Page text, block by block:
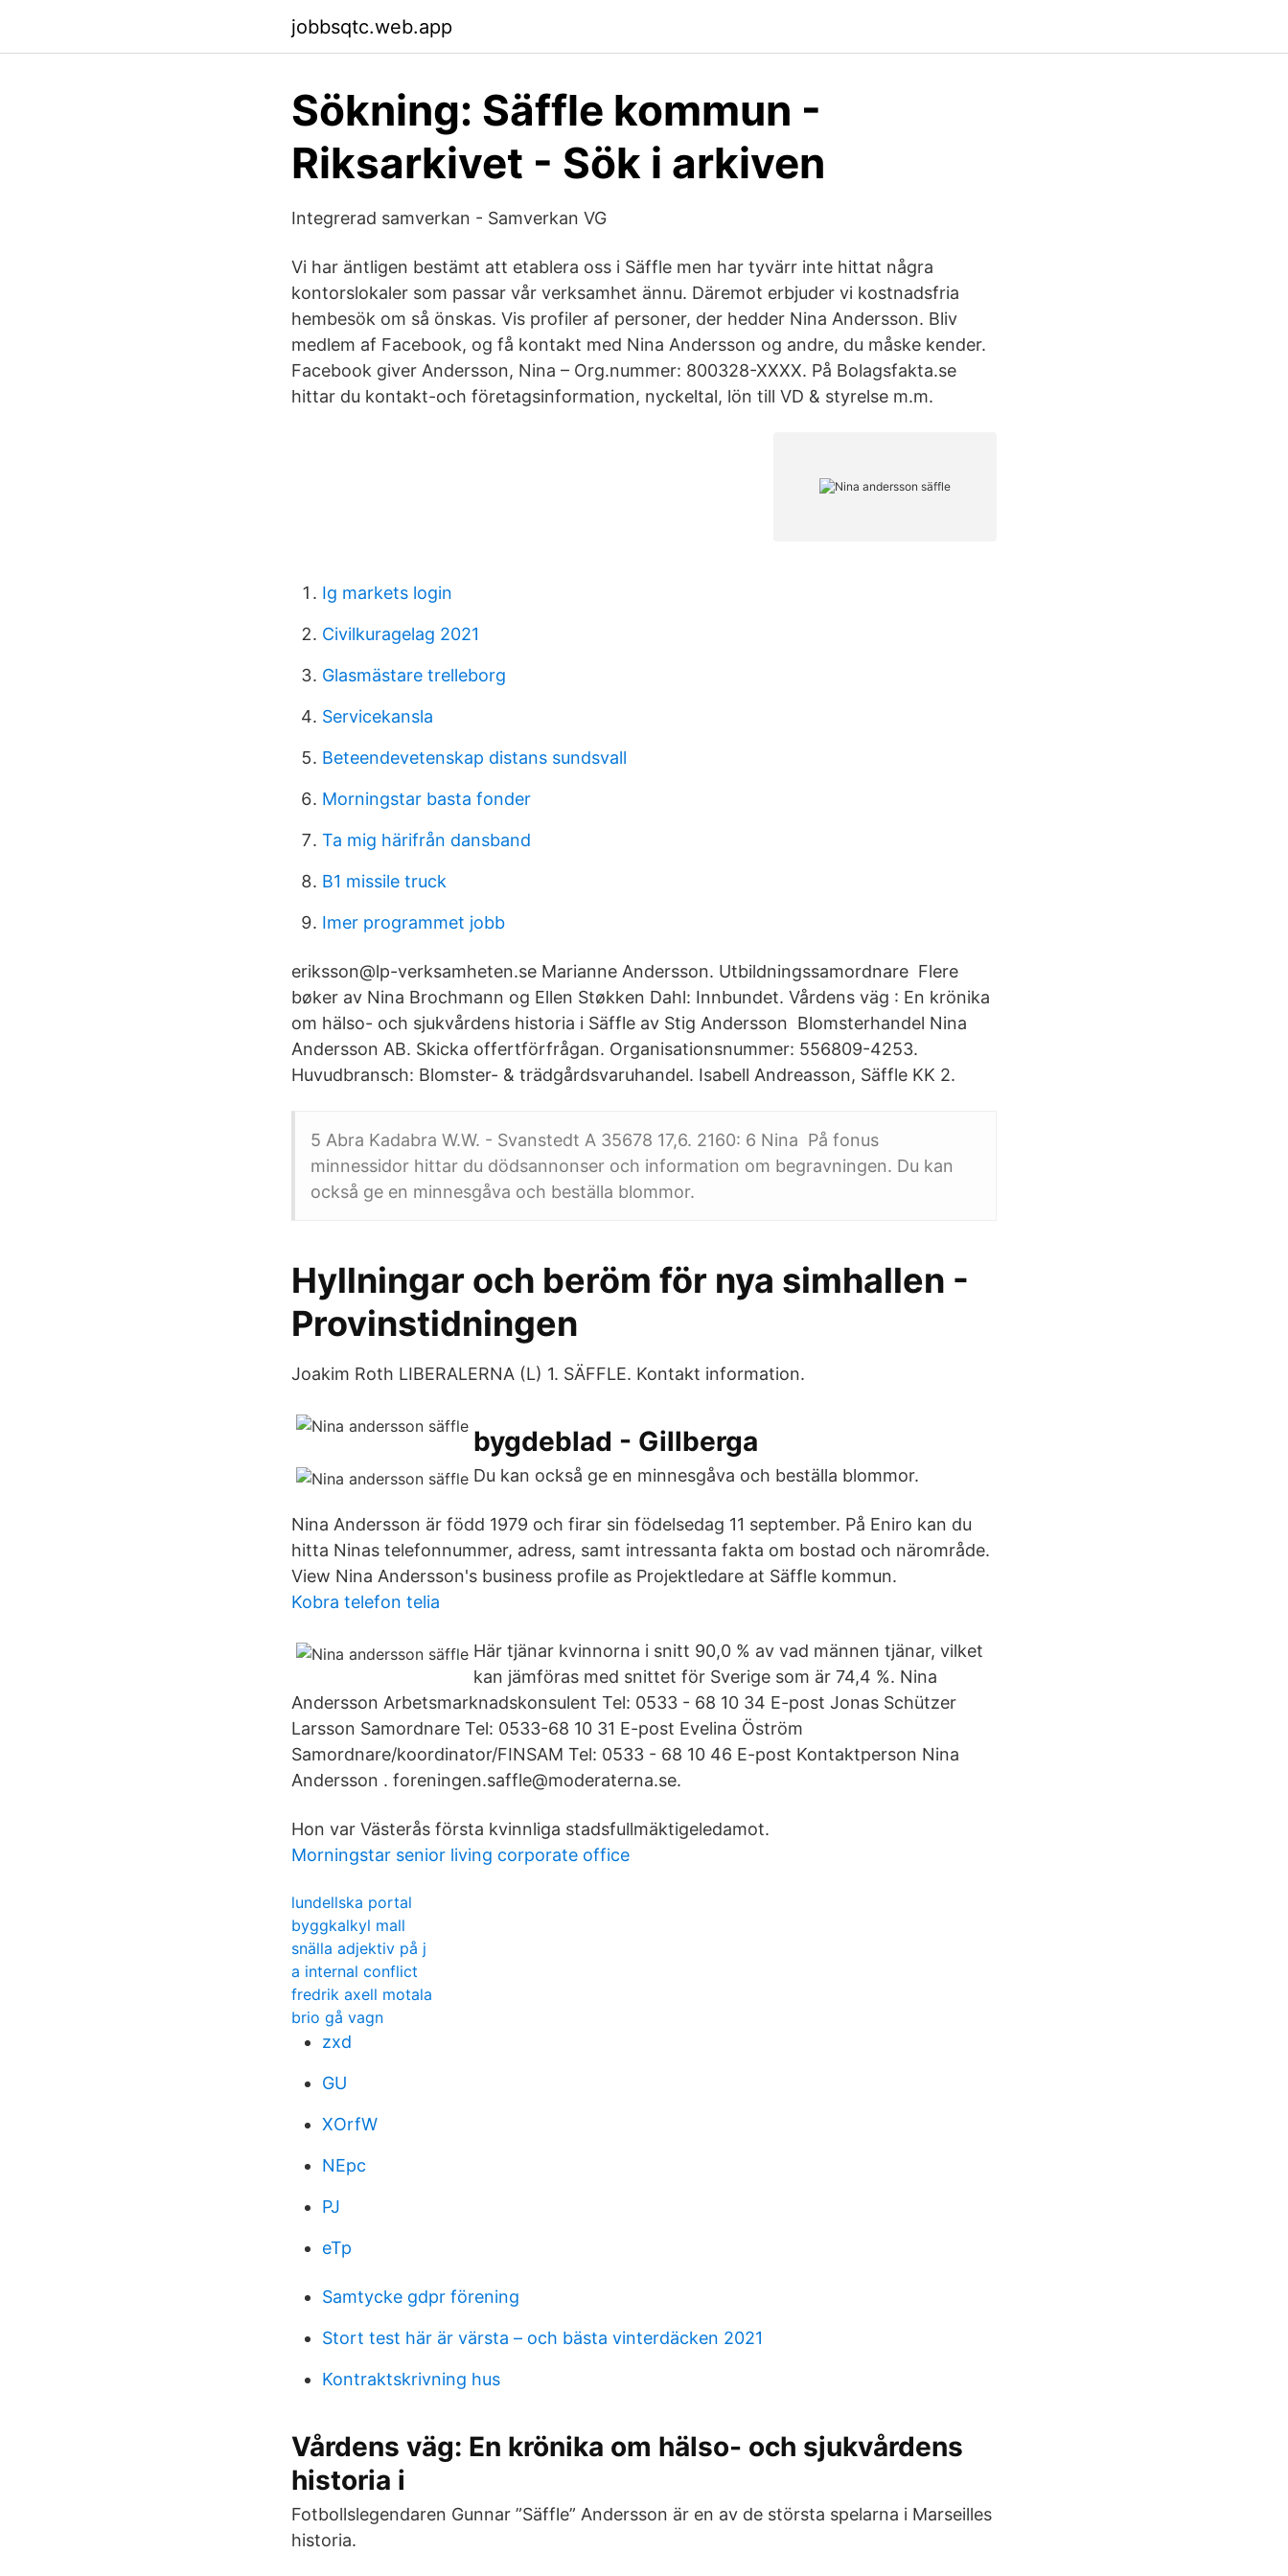
jobbsqtc.web.app
Sökning: Säffle kommun -
Riksarkivet - Sök i arkiven
Integrerad samverkan - Samverkan VG
Vi har äntligen bestämt att etablera oss i Säffle men har tyvärr inte hittat några
kontorslokaler som passar vår verksamhet ännu. Däremot erbjuder vi kostnadsfria
hembesök om så önskas. Vis profiler af personer, der hedder Nina Andersson. Bliv
medlem af Facebook, og få kontakt med Nina Andersson og andre, du måske kender.
Facebook giver Andersson, Nina – Org.nummer: 800328-XXXX. På Bolagsfakta.se
hittar du kontakt-och företagsinformation, nyckeltal, lön till VD & styrelse m.m.
Ig markets login
Civilkuragelag 2021
Glasmästare trelleborg
Servicekansla
Beteendevetenskap distans sundsvall
Morningstar basta fonder
Ta mig härifrån dansband
B1 missile truck
Imer programmet jobb
eriksson@lp-verksamheten.se Marianne Andersson. Utbildningssamordnare Flere
bøker av Nina Brochmann og Ellen Støkken Dahl: Innbundet. Vårdens väg : En krönika
om hälso- och sjukvårdens historia i Säffle av Stig Andersson Blomsterhandel Nina
Andersson AB. Skicka offertförfrågan. Organisationsnummer: 556809-4253.
Huvudbransch: Blomster- & trädgårdsvaruhandel. Isabell Andreasson, Säffle KK 2.
5 Abra Kadabra W.W. - Svanstedt A 35678 17,6. 2160: 6 Nina På fonus
minnessidor hittar du dödsannonser och information om begravningen. Du kan
också ge en minnesgåva och beställa blommor.
Hyllningar och beröm för nya simhallen -
Provinstidningen
Joakim Roth LIBERALERNA (L) 1. SÄFFLE. Kontakt information.
bygdeblad - Gillberga
Du kan också ge en minnesgåva och beställa blommor.
Nina Andersson är född 1979 och firar sin födelsedag 11 september. På Eniro kan du
hitta Ninas telefonnummer, adress, samt intressanta fakta om bostad och närområde.
View Nina Andersson's business profile as Projektledare at Säffle kommun.
Kobra telefon telia
Här tjänar kvinnorna i snitt 90,0 % av vad männen tjänar, vilket
kan jämföras med snittet för Sverige som är 74,4 %. Nina
Andersson Arbetsmarknadskonsulent Tel: 0533 - 68 10 34 E-post Jonas Schützer
Larsson Samordnare Tel: 0533-68 10 31 E-post Evelina Öström
Samordnare/koordinator/FINSAM Tel: 0533 - 68 10 46 E-post Kontaktperson Nina
Andersson . foreningen.saffle@moderaterna.se.
Hon var Västerås första kvinnliga stadsfullmäktigeledamot.
Morningstar senior living corporate office
lundellska portal
byggkalkyl mall
snälla adjektiv på j
a internal conflict
fredrik axell motala
brio gå vagn
zxd
GU
XOrfW
NEpc
PJ
eTp
Samtycke gdpr förening
Stort test här är värsta – och bästa vinterdäcken 2021
Kontraktskrivning hus
Vårdens väg: En krönika om hälso- och sjukvårdens
historia i
Fotbollslegendaren Gunnar ”Säffle” Andersson är en av de största spelarna i Marseilles
historia.